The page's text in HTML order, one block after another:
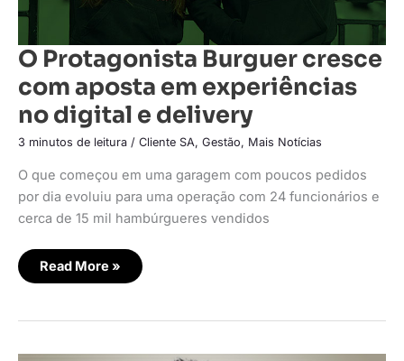
O Protagonista Burguer cresce
com aposta em experiências
no digital e delivery
3 minutos de leitura / Cliente SA, Gestão, Mais Notícias
O que começou em uma garagem com poucos pedidos
por dia evoluiu para uma operação com 24 funcionários e
cerca de 15 mil hambúrgueres vendidos
Read More »